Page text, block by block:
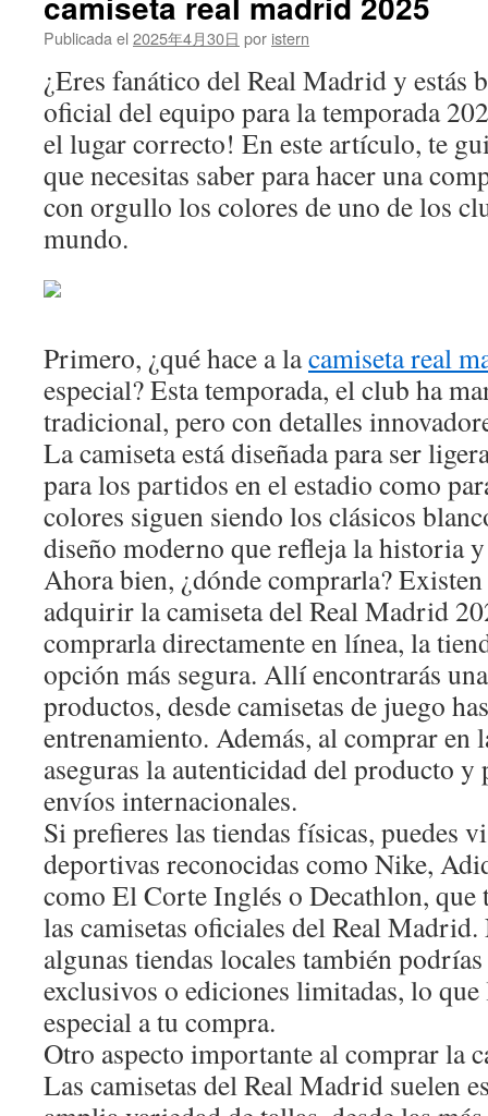
Publicada el 2025年4月30日 por istern
¿Eres fanático del Real Madrid y estás
oficial del equipo para la temporada
el lugar correcto! En este artículo, te
que necesitas saber para hacer una
con orgullo los colores de uno de los
mundo.
Primero, ¿qué hace a lacamiseta real
especial? Esta temporada, el club ha
tradicional, pero con detalles
La camiseta está diseñada para ser
para los partidos en el estadio como
colores siguen siendo los clásicos
diseño moderno que refleja la historia
Ahora bien, ¿dónde comprarla?
adquirir la camiseta del Real Madrid
comprarla directamente en línea, la
opción más segura. Allí encontrarás
productos, desde camisetas de juego
entrenamiento. Además, al comprar en
aseguras la autenticidad del producto y
envíos internacionales.
Si prefieres las tiendas físicas, puedes
deportivas reconocidas como Nike,
como El Corte Inglés o Decathlon, que
las camisetas oficiales del Real
algunas tiendas locales también
exclusivos o ediciones limitadas, lo que
especial a tu compra.
Otro aspecto importante al comprar la
Las camisetas del Real Madrid suelen